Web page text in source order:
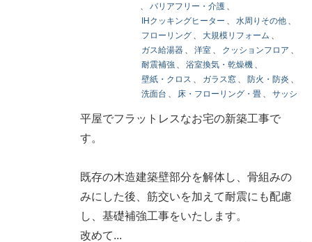
、
バリアフリー・介護 、
IHクッキングヒーター 、 水周りその他 、
フローリング 、 大規模リフォーム 、
ガス給湯器 、 洋室 、 クッションフロア 、
耐震補強 、 浴室換気・乾燥機 、
壁紙・クロス 、 ガラス窓 、 防火・防炎 、
洗面台 、 床・フローリング・畳 、 サッシ
平屋でフラットレスなお宅の新築工事で
す。
既存の木造建築壁部分を解体し、骨組みの
みにした後、筋交いを加えて耐震にも配慮
し、基礎補強工事をいたします。
改めて...